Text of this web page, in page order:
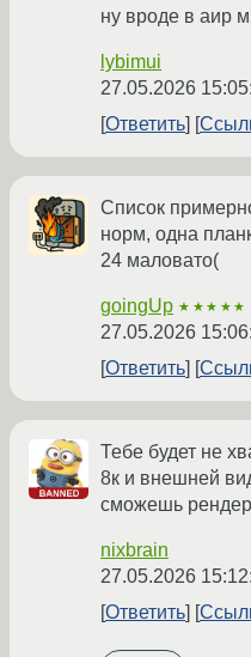
ну вроде в аир
lybimui
27.05.2026
Ответить
Список
норм, одна
24 маловато(
goingUp ★★★★★
27.05.2026
Ответить
Тебе будет не
8к и внешней
сможешь
nixbrain
27.05.2026
Ответить